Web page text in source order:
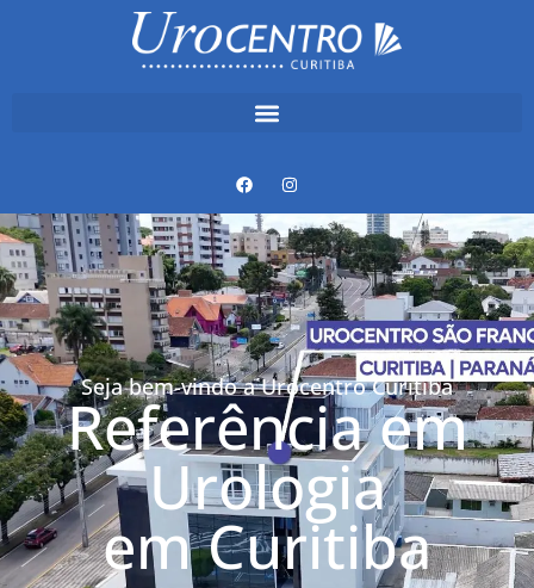
Seja bem-vindo a Urocentro Curitiba
Referência em
Urologia
em Curitiba